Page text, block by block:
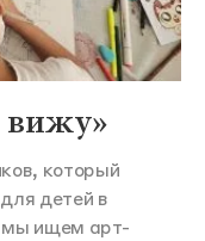
вижу»
который
детей в
мы ищем арт-